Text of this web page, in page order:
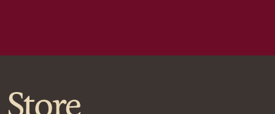
Клиентам
Оплата и возврат
Согласие на обработку
персональных данных